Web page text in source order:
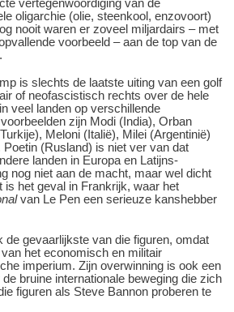
oligarchie (olie, steenkool, enzovoort)
nooit waren er zoveel miljardairs – met
voorbeeld – aan de top van de
is slechts de laatste uiting van een golf
of neofascistisch rechts over de hele
veel landen op verschillende
zijn Modi (India), Orban
Meloni (Italië), Milei (Argentinië)
(Rusland) is niet ver van dat
landen in Europa en Latijns-
nog niet aan de macht, maar wel dicht
is het geval in Frankrijk, waar het
van Le Pen een serieuze kanshebber
de gevaarlijkste van die figuren, omdat
het economisch en militair
imperium. Zijn overwinning is ook een
bruine internationale beweging die zich
figuren als Steve Bannon proberen te